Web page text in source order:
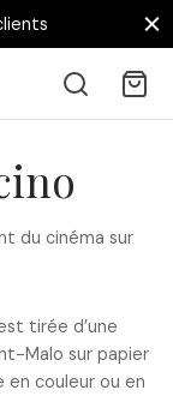
du cinéma sur
tirée d’une
Malo sur papier
en couleur ou en